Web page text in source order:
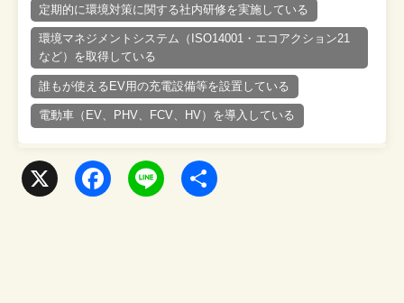
定期的に環境対策に関する社内研修を実施している
環境マネジメントシステム（ISO14001・エコアクション21
など）を取得している
誰もが使えるEV用の充電設備等を設置している
電動車（EV、PHV、FCV、HV）を導入している